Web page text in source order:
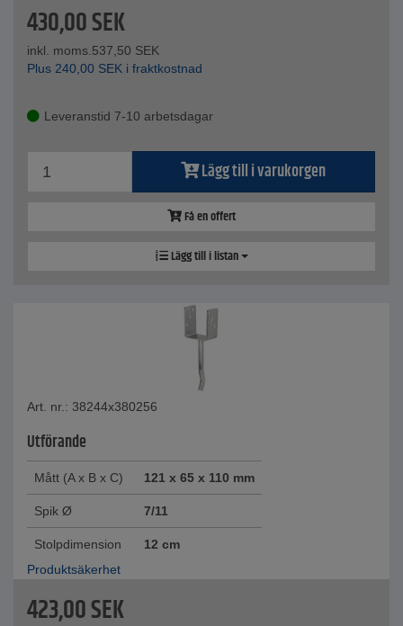
430,00SEK
inkl. moms.537,50 SEK
Plus 240,00 SEK i fraktkostnad
Leveranstid 7-10 arbetsdagar
Lägg till i varukorgen
Få en offert
Lägg till i listan
Art. nr.: 38244x380256
Utförande
Mått (A x B x C) 121 x 65 x 110 mm
Spik Ø 7/11
Stolpdimension
12 cm
Produktsäkerhet
423,00SEK